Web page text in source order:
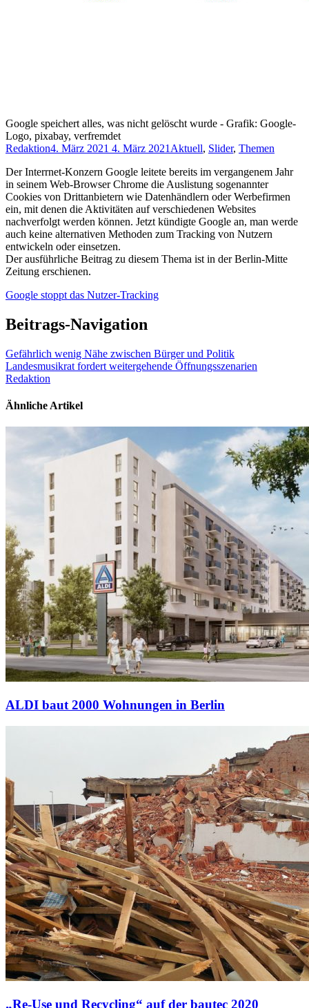
Google speichert alles, was nicht gelöscht wurde - Grafik: Google-
Logo, pixabay, verfremdet
Redaktion4. März 2021 4. März 2021 Aktuell, Slider, Themen
Der Interrnet-Konzern Google leitete bereits im vergangenem Jahr
in seinem Web-Browser Chrome die Auslistung sogenannter
Cookies von Drittanbietern wie Datenhändlern oder Werbefirmen
ein, mit denen die Aktivitäten auf verschiedenen Websites
nachverfolgt werden können. Jetzt kündigte Google an, man werde
auch keine alternativen Methoden zum Tracking von Nutzern
entwickeln oder einsetzen.
Der ausführliche Beitrag zu diesem Thema ist in der Berlin-Mitte
Zeitung erschienen.
Google stoppt das Nutzer-Tracking
Beitrags-Navigation
Gefährlich wenig Nähe zwischen Bürger und Politik
Landesmusikrat fordert weitergehende Öffnungsszenarien
Redaktion
Ähnliche Artikel
ALDI baut 2000 Wohnungen in Berlin
„Re-Use und Recycling“ auf der bautec 2020